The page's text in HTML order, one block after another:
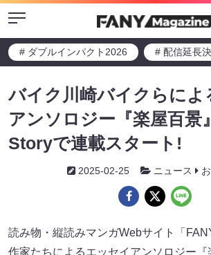
Menu
# ダブルインパクト2026 # 配信延長
バイク川崎バイクらによ
アンソロジー『楽屋百景
Storyで連載スタート!
2025-02-25 ニュース
読み物・縦読みマンガWebサイト「
作家たちによるエッセイアンソロジー『